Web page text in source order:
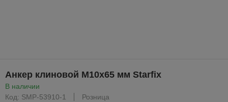
Анкер клиновой М10х65 мм Starfix
В наличии
Код: SMP-53910-1
Розница